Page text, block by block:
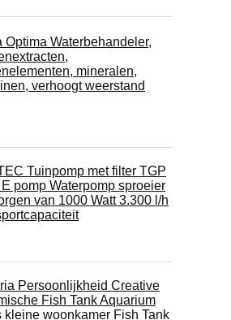
Optima Waterbehandeler,
mineralen,
verhoogt weerstand
Tuinpomp met filter TGP
pomp Waterpomp sproeier
van 1000 Watt 3.300 l/h
Persoonlijkheid Creative
Fish Tank Aquarium
kleine woonkamer Fish Tank